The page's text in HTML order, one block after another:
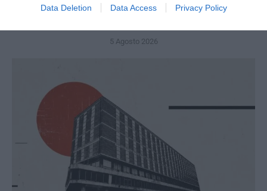
Data Deletion Data Access Privacy Policy
L’Anpi divora se stessa: la fabbrica delle scomuniche
5 Agosto 2026